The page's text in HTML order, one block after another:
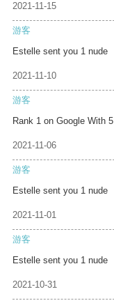
2021-11-15
游客
Estelle sent you 1 nude
2021-11-10
游客
Rank 1 on Google With 5
2021-11-06
游客
Estelle sent you 1 nude
2021-11-01
游客
Estelle sent you 1 nude
2021-10-31